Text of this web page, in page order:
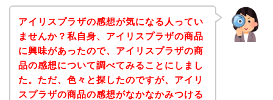
アイリスプラザの感想が気になる人ってい
ませんか？私自身、アイリスプラザの商品
に興味があったので、アイリスプラザの商
品の感想について調べてみることにしまし
た。ただ、色々と探したのですが、アイリ
スプラザの商品の感想がなかなかみつける